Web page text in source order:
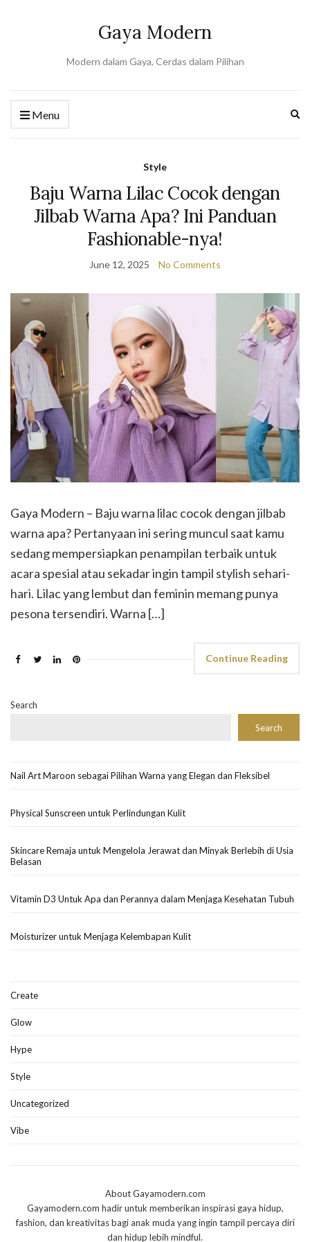
Gaya Modern
Modern dalam Gaya, Cerdas dalam Pilihan
Menu
Style
Baju Warna Lilac Cocok dengan
Jilbab Warna Apa? Ini Panduan
Fashionable-nya!
June 12, 2025 No Comments
Gaya Modern – Baju warna lilac cocok dengan jilbab
warna apa? Pertanyaan ini sering muncul saat kamu
sedang mempersiapkan penampilan terbaik untuk
acara spesial atau sekadar ingin tampil stylish sehari-
hari. Lilac yang lembut dan feminin memang punya
pesona tersendiri. Warna […]
Continue Reading
Search
Search
Nail Art Maroon sebagai Pilihan Warna yang Elegan dan Fleksibel
Physical Sunscreen untuk Perlindungan Kulit
Skincare Remaja untuk Mengelola Jerawat dan Minyak Berlebih di Usia
Belasan
Vitamin D3 Untuk Apa dan Perannya dalam Menjaga Kesehatan Tubuh
Moisturizer untuk Menjaga Kelembapan Kulit
Create
Glow
Hype
Style
Uncategorized
Vibe
About Gayamodern.com
Gayamodern.com hadir untuk memberikan inspirasi gaya hidup,
fashion, dan kreativitas bagi anak muda yang ingin tampil percaya diri
dan hidup lebih mindful.